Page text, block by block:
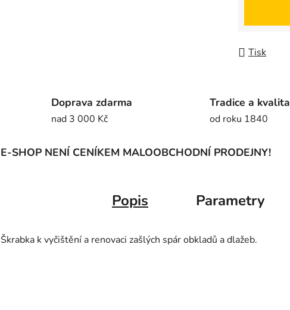
Tisk
Doprava zdarma
nad 3 000 Kč
Tradice a kvalita
od roku 1840
E-SHOP NENÍ CENÍKEM MALOOBCHODNÍ PRODEJNY!
Popis Parametry
Škrabka k vyčištění a renovaci zašlých spár obkladů a dlažeb.